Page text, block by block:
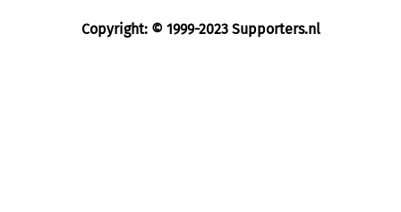
Copyright: © 1999-2023 Supporters.nl